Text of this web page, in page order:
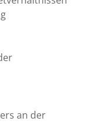
an der